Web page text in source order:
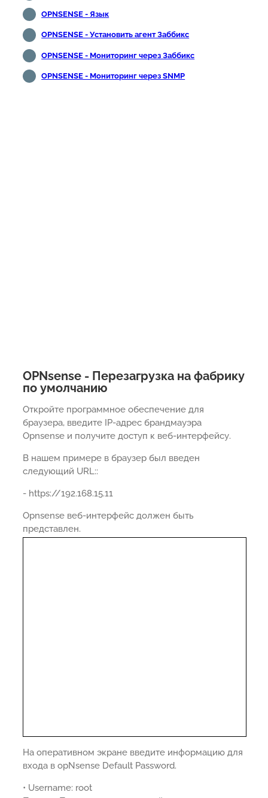
OPNSENSE - Язык
OPNSENSE - Установить агент Заббикс
OPNSENSE - Мониторинг через Заббикс
OPNSENSE - Мониторинг через SNMP
OPNsense - Перезагрузка на фабрику
по умолчанию
Откройте программное обеспечение для
браузера, введите IP-адрес брандмауэра
Opnsense и получите доступ к веб-интерфейсу.
В нашем примере в браузер был введен
следующий URL::
- https://192.168.15.11
Opnsense веб-интерфейс должен быть
представлен.
На оперативном экране введите информацию для
входа в opNsense Default Password.
• Username: root